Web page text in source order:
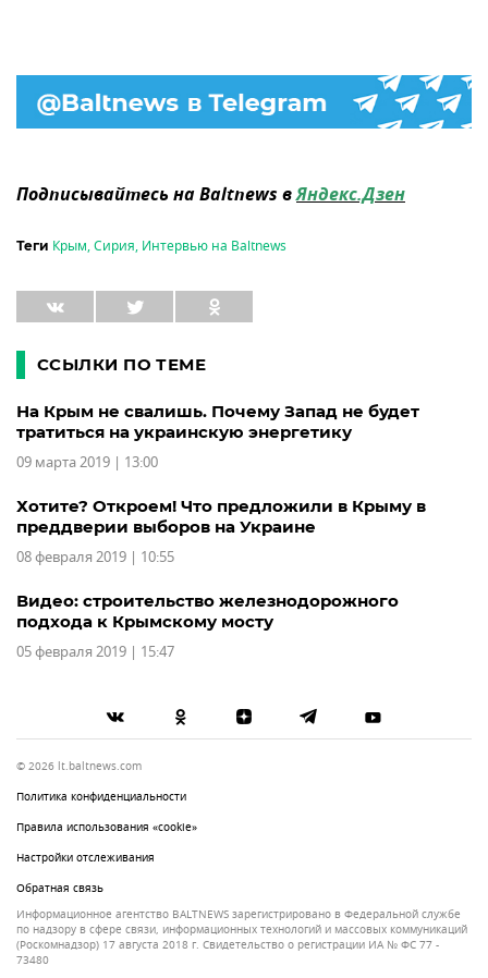
Подписывайтесь на Baltnews вЯндекс.Дзен
Теги Крым,Сирия, Интервью на Baltnews
ССЫЛКИ ПО ТЕМЕ
На Крым не свалишь. Почему Запад не будет
тратиться на украинскую энергетику
09 марта 2019 | 13:00
Хотите? Откроем! Что предложили в Крыму в
преддверии выборов на Украине
08 февраля 2019 | 10:55
Видео: строительство железнодорожного
подхода к Крымскому мосту
05 февраля 2019 | 15:47
© 2026 lt.baltnews.com
Политика конфиденциальности
Правила использования «cookie»
Настройки отслеживания
Обратная связь
Информационное агентство BALTNEWS зарегистрировано в Федеральной службе
по надзору в сфере связи, информационных технологий и массовых коммуникаций
(Роскомнадзор) 17 августа 2018 г. Свидетельство о регистрации ИА № ФС 77 -
73480